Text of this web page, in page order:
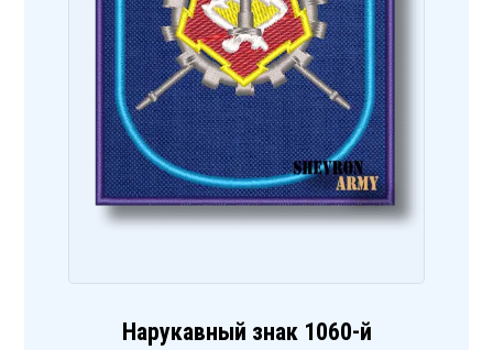
Нарукавный знак 1060-й